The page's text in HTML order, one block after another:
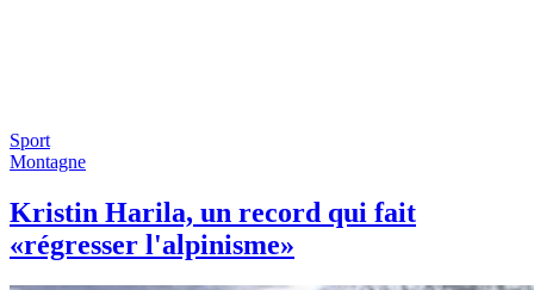
Sport
Montagne
Kristin Harila, un record qui fait
«régresser l'alpinisme»